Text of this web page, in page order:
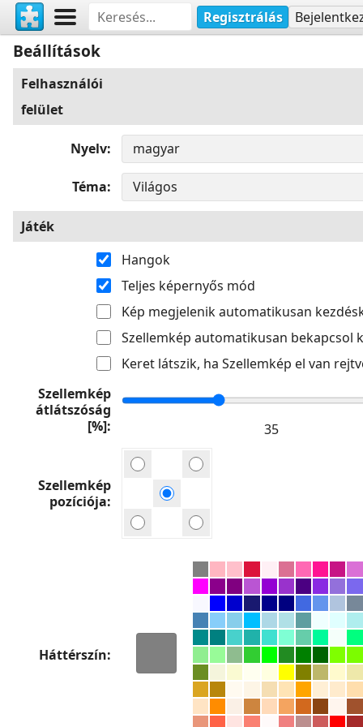
Regisztrálás
Beállítások
Felhasználói
felület
Nyelv
Téma
Játék
Hangok
Teljes képernyős mód
Kép megjelenik automatikusan
Szellemkép automatikusan bekapcsol
Keret látszik, ha Szellemkép el van
Szellemkép
átlátszóság
[%]
Szellemkép
pozíciója
Háttérszín